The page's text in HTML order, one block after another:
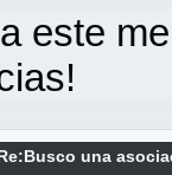
este
una